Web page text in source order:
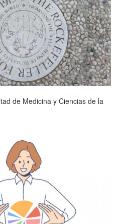
de Medicina y Ciencias de la